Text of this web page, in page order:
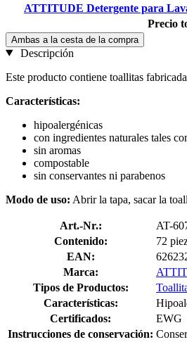
ATTITUDE Detergente para
Precio
Ambas a la cesta de la compra
Descripción
Este producto contiene toallitas
Características:
hipoalergénicas
con ingredientes naturales tales
sin aromas
compostable
sin conservantes ni parabenos
Modo de uso: Abrir la tapa, sacar la
Art.-Nr.:
AT-
Contenido:
72
EAN:
Marca:
Tipos de Productos:
Características:
Certificados:
EWG
Instrucciones de conservación: